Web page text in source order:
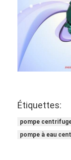
Étiquettes:
pompe
pompe à eau